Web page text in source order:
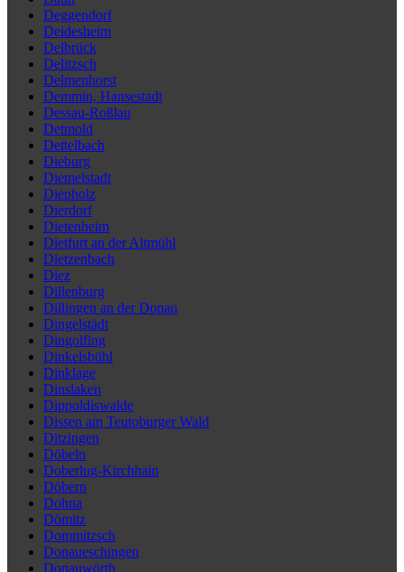
Deggendorf
Deidesheim
Delbrück
Delitzsch
Delmenhorst
Demmin, Hansestadt
Dessau-Roßlau
Detmold
Dettelbach
Dieburg
Diemelstadt
Diepholz
Dierdorf
Dietenheim
Dietfurt an der Altmühl
Dietzenbach
Diez
Dillenburg
Dillingen an der Donau
Dingelstädt
Dingolfing
Dinkelsbühl
Dinklage
Dinslaken
Dippoldiswalde
Dissen am Teutoburger Wald
Ditzingen
Döbeln
Doberlug-Kirchhain
Döbern
Dohna
Dömitz
Dommitzsch
Donaueschingen
Donauwörth